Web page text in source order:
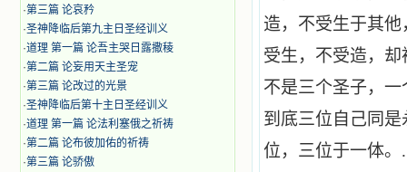
·第三篇 论哀矜
·圣神降临后第九主日圣经训义
·道理 第一篇 论吾主哭日露撒稜
·第二篇 论妄用天主圣宠
·第三篇 论改过的光景
·圣神降临后第十主日圣经训义
·道理 第一篇 论法利塞俄之祈祷
·第二篇 论布彼加佑的祈祷
·第三篇 论骄傲
造，不受生于其
受生，不受造，
不是三个圣子，
到底三位自己同
位，三位于一体